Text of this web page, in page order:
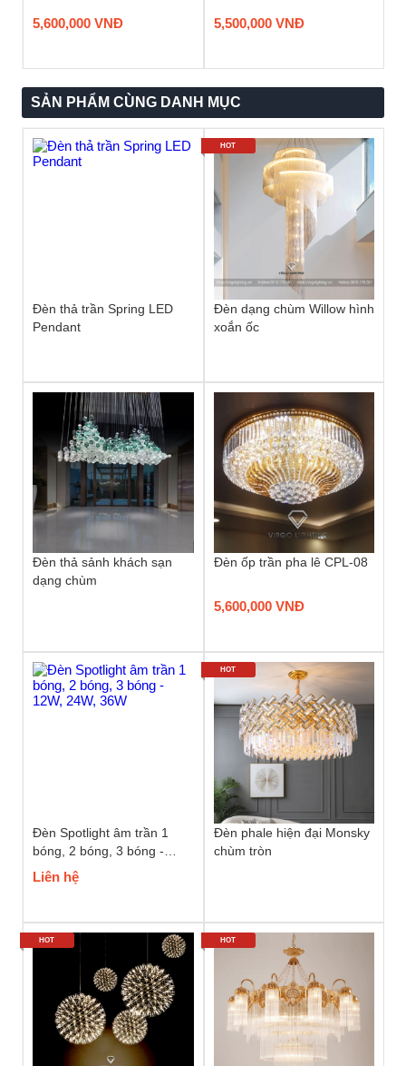
5,600,000 VNĐ 5,500,000 VNĐ
SẢN PHẨM CÙNG DANH MỤC
Đèn thả trần Spring LED
Pendant
Đèn dạng chùm Willow hình
xoắn ốc
HOT
Đèn thả sảnh khách sạn
dạng chùm
Đèn ốp trần pha lê CPL-08
5,600,000 VNĐ
Đèn Spotlight âm trần 1
bóng, 2 bóng, 3 bóng -
12W, 24W, 36W
Liên hệ
Đèn phale hiện đại Monsky
chùm tròn
HOT
HOT HOT